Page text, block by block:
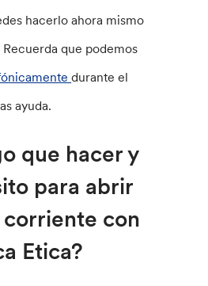
hacerlo ahora mismo
que podemos
durante el
ayuda.
que hacer y
para abrir
con
Etica?